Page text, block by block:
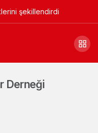
şekillendirdi
Derneği